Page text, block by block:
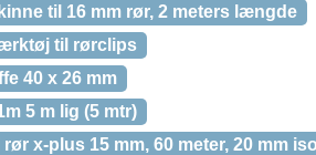
til 16 mm rør, 2 meters længde
til rørclips
40 x 26 mm
5 m lig (5 mtr)
x-plus 15 mm, 60 meter, 20 mm